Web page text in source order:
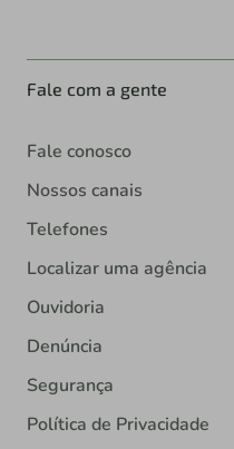
Fale com a gente
Fale conosco
Nossos canais
Telefones
Localizar uma agência
Ouvidoria
Denúncia
Segurança
Política de Privacidade